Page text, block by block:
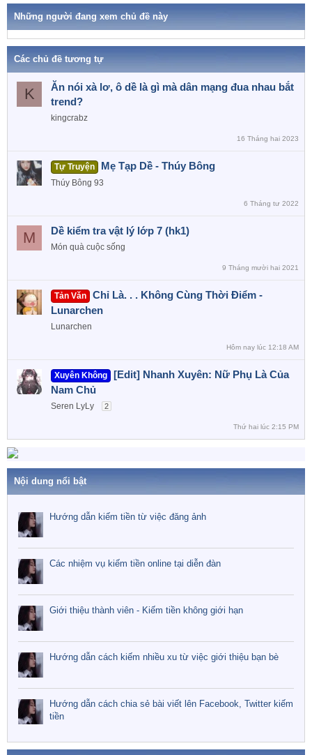
o
s
k
Những người đang xem chủ đề này
Các chủ đề tương tự
K
Ăn nói xà lơ, ô dề là gì mà dân mạng đua nhau bắt
trend?
kingcrabz
16 Tháng hai 2023
Tự Truyện Mẹ Tạp Dề - Thúy Bông
Thúy Bông 93
6 Tháng tư 2022
M Dề kiểm tra vật lý lớp 7 (hk1)
Món quà cuộc sống
9 Tháng mười hai 2021
Tản Văn
Chỉ Là. . . Không Cùng Thời Điểm -
Lunarchen
Lunarchen
Hôm nay lúc 12:18 AM
Xuyên Không
[Edit] Nhanh Xuyên: Nữ Phụ Là Của
Nam Chủ
Seren LyLy 2
Thứ hai lúc 2:15 PM
Nội dung nổi bật
Hướng dẫn kiếm tiền từ việc đăng ảnh
Các nhiệm vụ kiếm tiền online tại diễn đàn
Giới thiệu thành viên - Kiếm tiền không giới hạn
Hướng dẫn cách kiếm nhiều xu từ việc giới thiệu bạn bè
Hướng dẫn cách chia sẻ bài viết lên Facebook, Twitter kiếm
tiền